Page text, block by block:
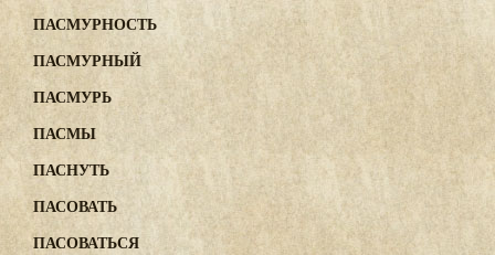
ПАСМУРНОСТЬ
ПАСМУРНЫЙ
ПАСМУРЬ
ПАСМЫ
ПАСНУТЬ
ПАСОВАТЬ
ПАСОВАТЬСЯ